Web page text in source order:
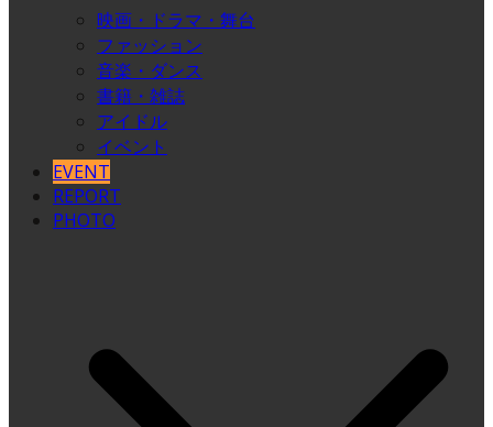
映画・ドラマ・舞台
ファッション
音楽・ダンス
書籍・雑誌
アイドル
イベント
EVENT
REPORT
PHOTO